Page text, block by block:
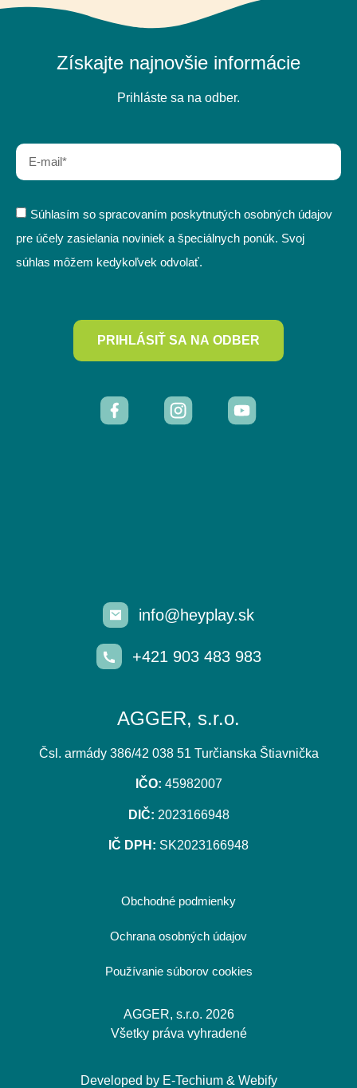
info@heyplay.sk
+421 903 483 983
AGGER, s.r.o.
Čsl. armády 386/42 038 51 Turčianska Štiavnička
IČO: 45982007
DIČ: 2023166948
IČ DPH: SK2023166948
Získajte najnovšie informácie
Prihláste sa na odber.
Súhlasím so spracovaním poskytnutých osobných údajov
pre účely zasielania noviniek a špeciálnych ponúk. Svoj
súhlas môžem kedykoľvek odvolať.
PRIHLÁSIŤ SA NA ODBER
Obchodné podmienky
Ochrana osobných údajov
Používanie súborov cookies
AGGER, s.r.o. 2026
Všetky práva vyhradené
Developed by E-Techium& Webify